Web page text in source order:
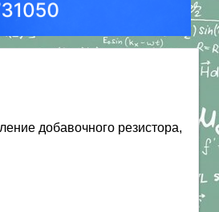
добавочного резистора,